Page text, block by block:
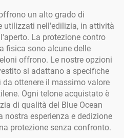
tessuto PP
un alto grado di
utilizzati nell'edilizia, in attività
La protezione contro
fisica sono alcune delle
offrono. Le nostre opzioni
si adattano a specifiche
ottenere il massimo valore
Ogni telone acquistato è
di qualità del Blue Ocean
nostra esperienza e dedizione
protezione senza confronto.